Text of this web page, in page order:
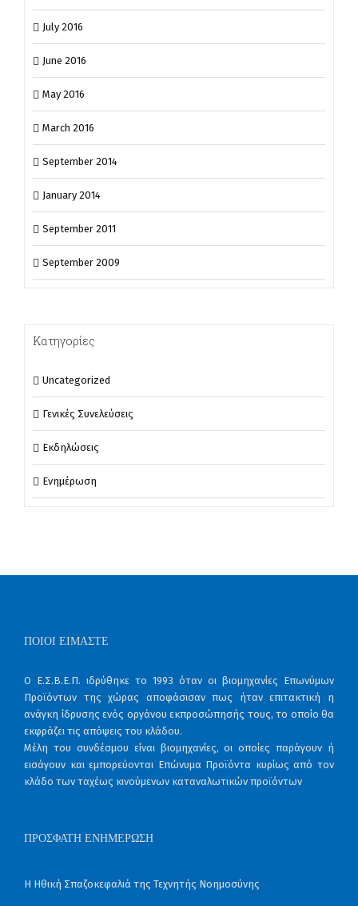
July 2016
June 2016
May 2016
March 2016
September 2014
January 2014
September 2011
September 2009
Κατηγορίες
Uncategorized
Γενικές Συνελεύσεις
Εκδηλώσεις
Ενημέρωση
ΠΟΙΟΙ ΕΊΜΑΣΤΕ
Ο Ε.Σ.Β.Ε.Π. ιδρύθηκε το 1993 όταν οι βιομηχανίες Επωνύμων
Προϊόντων της χώρας αποφάσισαν πως ήταν επιτακτική η
ανάγκη ίδρυσης ενός οργάνου εκπροσώπησής τους, το οποίο θα
εκφράζει τις απόψεις του κλάδου.
Μέλη του συνδέσμου είναι βιομηχανίες, οι οποίες παράγουν ή
εισάγουν και εμπορεύονται Επώνυμα Προϊόντα κυρίως από τον
κλάδο των ταχέως κινούμενων καταναλωτικών προϊόντων
ΠΡΌΣΦΑΤΗ ΕΝΗΜΈΡΩΣΗ
Η Ηθική Σπαζοκεφαλιά της Τεχνητής Νοημοσύνης